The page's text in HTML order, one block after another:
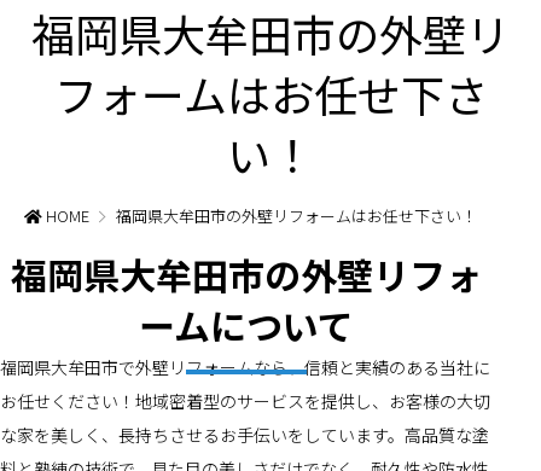
福岡県大牟田市の外壁リ
フォームはお任せ下さ
い！
HOME 福岡県大牟田市の外壁リフォームはお任せ下さい！
福岡県大牟田市の外壁リフォ
ームについて
福岡県大牟田市で外壁リフォームなら、信頼と実績のある当社に
お任せください！地域密着型のサービスを提供し、お客様の大切
な家を美しく、長持ちさせるお手伝いをしています。高品質な塗